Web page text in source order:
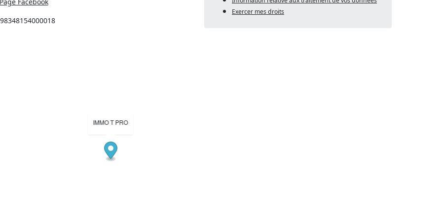
Exercer mes droits
IMMO T PRO